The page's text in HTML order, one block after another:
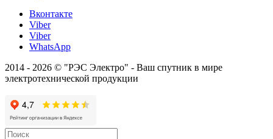
Вконтакте
Viber
Viber
WhatsApp
2014 - 2026 © "РЭС Электро" - Ваш спутник в мире
электротехнической продукции